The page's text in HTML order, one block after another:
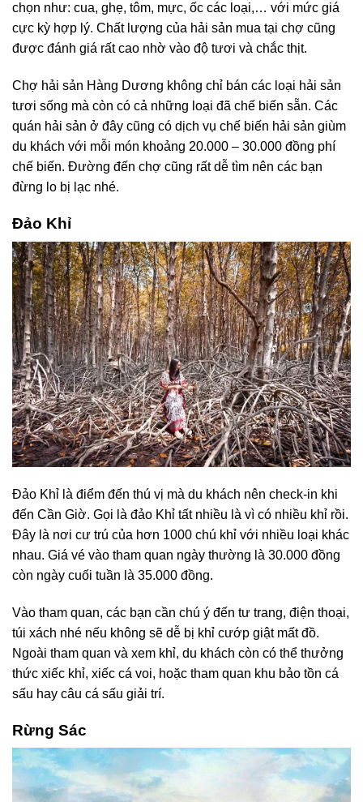
chọn như: cua, ghẹ, tôm, mực, ốc các loại,… với mức giá
cực kỳ hợp lý. Chất lượng của hải sản mua tại chợ cũng
được đánh giá rất cao nhờ vào độ tươi và chắc thịt.
Chợ hải sản Hàng Dương không chỉ bán các loại hải sản
tươi sống mà còn có cả những loại đã chế biến sẵn. Các
quán hải sản ở đây cũng có dịch vụ chế biến hải sản giùm
du khách với mỗi món khoảng 20.000 – 30.000 đồng phí
chế biến. Đường đến chợ cũng rất dễ tìm nên các bạn
đừng lo bị lạc nhé.
Đảo Khỉ
Đảo Khỉ là điểm đến thú vị mà du khách nên check-in khi
đến Cần Giờ. Gọi là đảo Khỉ tất nhiều là vì có nhiều khỉ rồi.
Đây là nơi cư trú của hơn 1000 chú khỉ với nhiều loại khác
nhau. Giá vé vào tham quan ngày thường là 30.000 đồng
còn ngày cuối tuần là 35.000 đồng.
Vào tham quan, các bạn cần chú ý đến tư trang, điện thoại,
túi xách nhé nếu không sẽ dễ bị khỉ cướp giật mất đồ.
Ngoài tham quan và xem khỉ, du khách còn có thể thưởng
thức xiếc khỉ, xiếc cá voi, hoặc tham quan khu bảo tồn cá
sấu hay câu cá sấu giải trí.
Rừng Sác